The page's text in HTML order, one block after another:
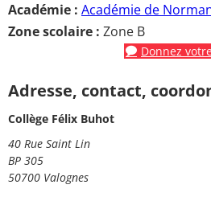
Académie : Académie de
Zone scolaire : Zone B
Donnez
Adresse, contact,
Collège Félix Buhot
40 Rue Saint Lin
BP 305
50700 Valognes